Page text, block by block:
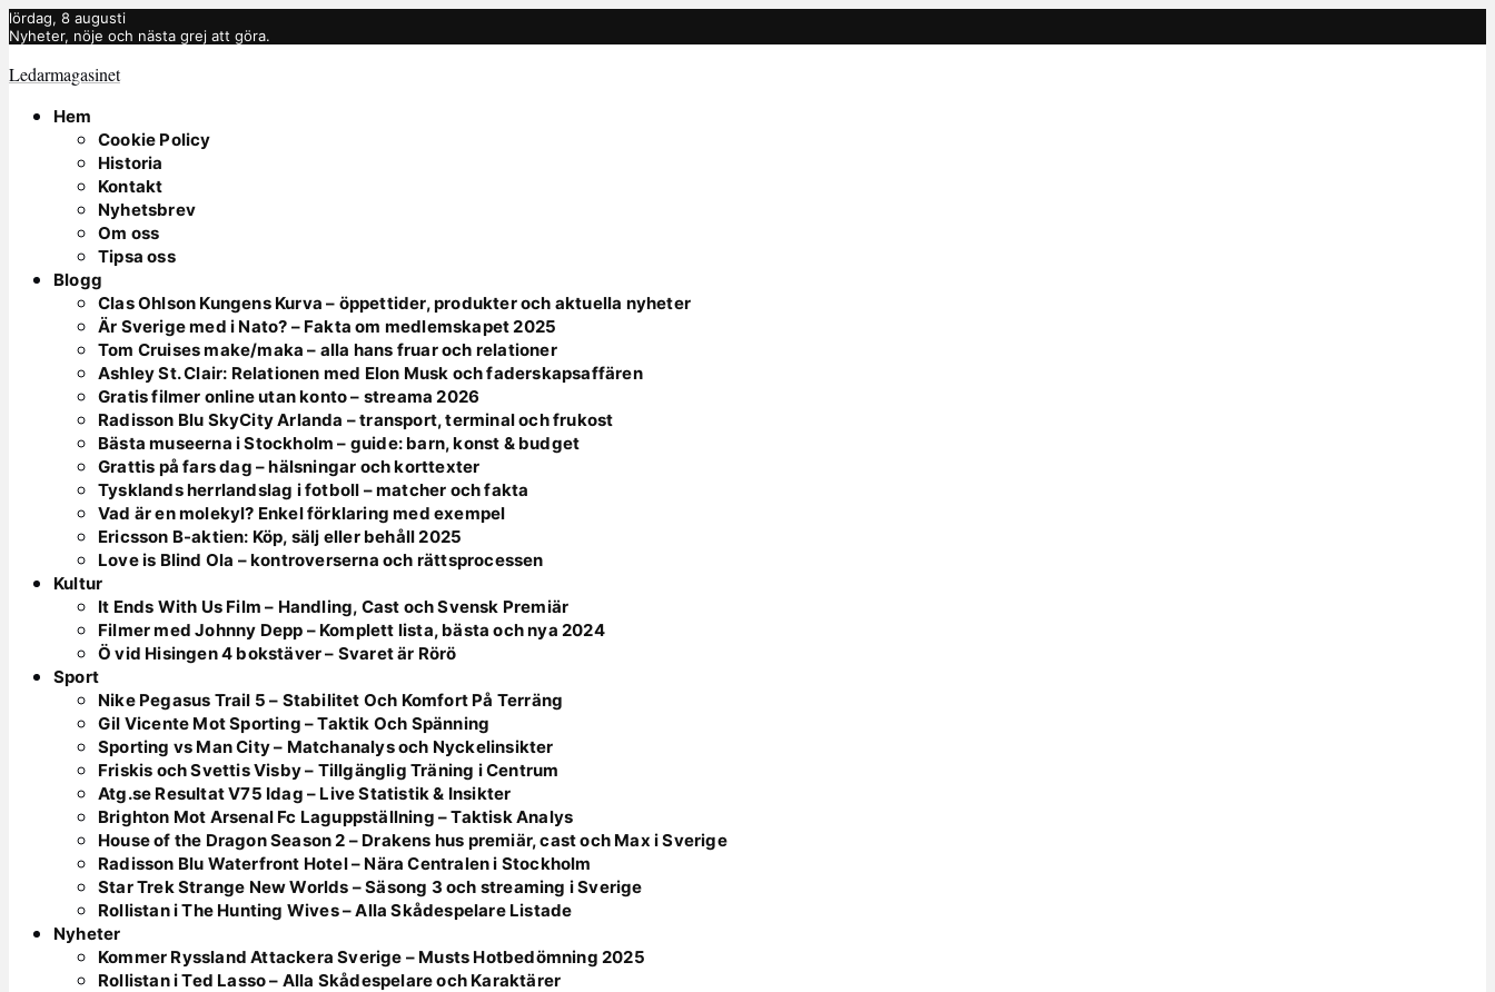
lördag, 8 augusti
Nyheter, nöje och nästa grej att göra.
Ledarmagasinet
Hem
Cookie Policy
Historia
Kontakt
Nyhetsbrev
Om oss
Tipsa oss
Blogg
Clas Ohlson Kungens Kurva – öppettider, produkter och aktuella nyheter
Är Sverige med i Nato? – Fakta om medlemskapet 2025
Tom Cruises make/maka – alla hans fruar och relationer
Ashley St. Clair: Relationen med Elon Musk och faderskapsaffären
Gratis filmer online utan konto – streama 2026
Radisson Blu SkyCity Arlanda – transport, terminal och frukost
Bästa museerna i Stockholm – guide: barn, konst & budget
Grattis på fars dag – hälsningar och korttexter
Tysklands herrlandslag i fotboll – matcher och fakta
Vad är en molekyl? Enkel förklaring med exempel
Ericsson B-aktien: Köp, sälj eller behåll 2025
Love is Blind Ola – kontroverserna och rättsprocessen
Kultur
It Ends With Us Film – Handling, Cast och Svensk Premiär
Filmer med Johnny Depp – Komplett lista, bästa och nya 2024
Ö vid Hisingen 4 bokstäver – Svaret är Rörö
Sport
Nike Pegasus Trail 5 – Stabilitet Och Komfort På Terräng
Gil Vicente Mot Sporting – Taktik Och Spänning
Sporting vs Man City – Matchanalys och Nyckelinsikter
Friskis och Svettis Visby – Tillgänglig Träning i Centrum
Atg.se Resultat V75 Idag – Live Statistik & Insikter
Brighton Mot Arsenal Fc Laguppställning – Taktisk Analys
House of the Dragon Season 2 – Drakens hus premiär, cast och Max i Sverige
Radisson Blu Waterfront Hotel – Nära Centralen i Stockholm
Star Trek Strange New Worlds – Säsong 3 och streaming i Sverige
Rollistan i The Hunting Wives – Alla Skådespelare Listade
Nyheter
Kommer Ryssland Attackera Sverige – Musts Hotbedömning 2025
Rollistan i Ted Lasso – Alla Skådespelare och Karaktärer